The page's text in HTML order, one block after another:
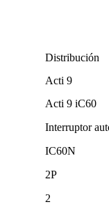
Distribución
Acti 9
Acti 9 iC60
Interruptor
IC60N
2P
2